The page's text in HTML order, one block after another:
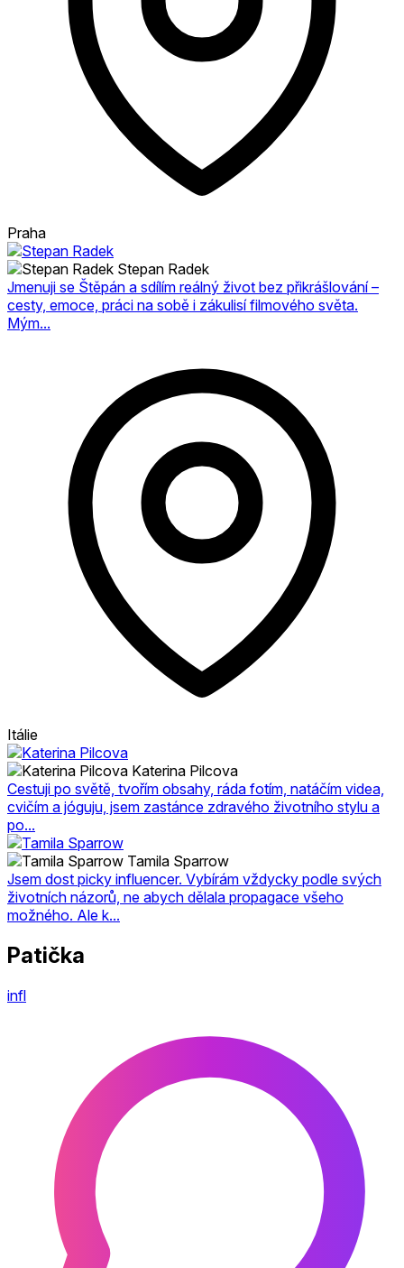
Praha
Stepan Radek
Jmenuji se Štěpán a sdílím reálný život bez přikrášlování –
cesty, emoce, práci na sobě i zákulisí filmového světa.
Mým...
Itálie
Katerina Pilcova
Cestuji po světě, tvořím obsahy, ráda fotím, natáčím videa,
cvičím a jóguju, jsem zastánce zdravého životního stylu a
po...
Tamila Sparrow
Jsem dost picky influencer. Vybírám vždycky podle svých
životních názorů, ne abych dělala propagace všeho
možného. Ale k...
Patička
infl